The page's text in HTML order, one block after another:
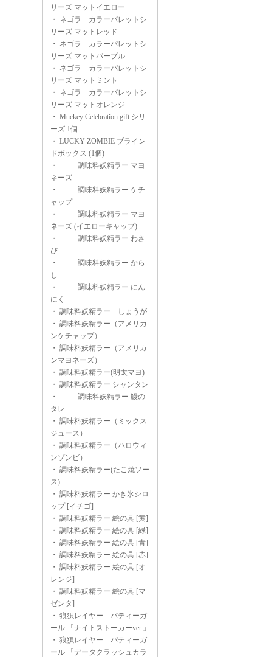
リーズ マットイエロー
・ ネゴラ カラーパレットシ
リーズ マットレッド
・ ネゴラ カラーパレットシ
リーズ マットパープル
・ ネゴラ カラーパレットシ
リーズ マットミント
・ ネゴラ カラーパレットシ
リーズ マットオレンジ
・ Muckey Celebration gift シリ
ーズ 1個
・ LUCKY ZOMBIE ブライン
ドボックス (1個)
・
調味料妖精ラー マヨ
ネーズ
・
調味料妖精ラー ケチ
ャップ
・
調味料妖精ラー マヨ
ネーズ (イエローキャップ)
・
調味料妖精ラー わさ
び
・
調味料妖精ラー から
し
・
調味料妖精ラー にん
にく
・ 調味料妖精ラー しょうが
・ 調味料妖精ラー（アメリカ
ンケチャップ）
・ 調味料妖精ラー（アメリカ
ンマヨネーズ）
・ 調味料妖精ラー(明太マヨ)
・ 調味料妖精ラー シャンタン
・
調味料妖精ラー 鰻の
タレ
・ 調味料妖精ラー（ミックス
ジュース）
・ 調味料妖精ラー（ハロウィ
ンゾンビ）
・ 調味料妖精ラー(たこ焼ソー
ス)
・ 調味料妖精ラー かき氷シロ
ップ [イチゴ]
・ 調味料妖精ラー 絵の具 [黄]
・ 調味料妖精ラー 絵の具 [緑]
・ 調味料妖精ラー 絵の具 [青]
・ 調味料妖精ラー 絵の具 [赤]
・ 調味料妖精ラー 絵の具 [オ
レンジ]
・ 調味料妖精ラー 絵の具 [マ
ゼンタ]
・ 狼狽レイヤー パティーガ
ール 「ナイトストーカーver.」
・ 狼狽レイヤー パティーガ
ール 「データクラッシュカラ